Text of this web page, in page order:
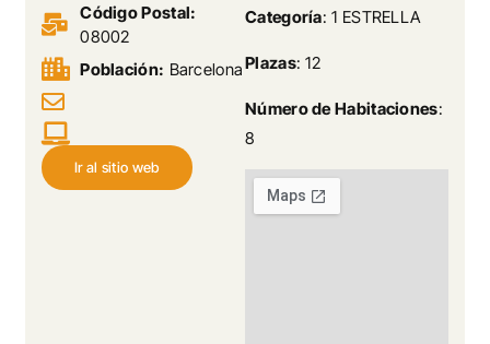
Categoría: 1 ESTRELLA
Plazas: 12
Número de Habitaciones:
8
Código Postal:
08002
Población: Barcelona
Ir al sitio web